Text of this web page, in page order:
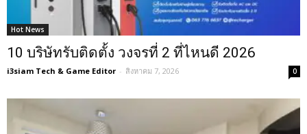
Hot News
10 บริษัทรับติดตั้ง วงจรที่ 2 ที่ไหนดี 2026
i3siam Tech & Game Editor - สิงหาคม 7, 2026 0